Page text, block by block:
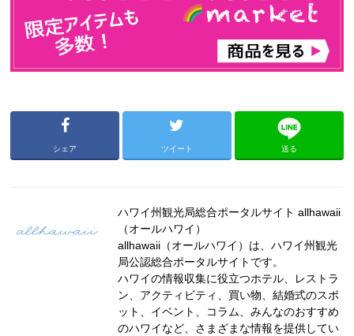
シェア ツイート 送る
ハワイ州観光局総合ポータルサイト allhawaii
（オールハワイ）
allhawaii（オールハワイ）は、ハワイ州観光
局公認総合ポータルサイトです。
ハワイの情報収集に役立つホテル、レストラ
ン、アクティビティ、買い物、結婚式のスポ
ット、イベント、コラム、みんなのおすすめ
のハワイなど、さまざまな情報を提供してい